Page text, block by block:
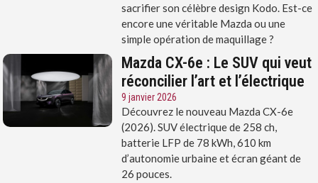
sacrifier son célèbre design Kodo. Est-ce
encore une véritable Mazda ou une
simple opération de maquillage ?
Mazda CX-6e : Le SUV qui veut
réconcilier l’art et l’électrique
9 janvier 2026
Découvrez le nouveau Mazda CX-6e
(2026). SUV électrique de 258 ch,
batterie LFP de 78 kWh, 610 km
d’autonomie urbaine et écran géant de
26 pouces.